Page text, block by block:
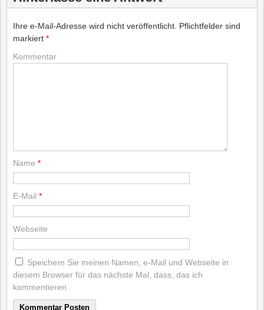
Ihre e-Mail-Adresse wird nicht veröffentlicht. Pflichtfelder sind
markiert *
Kommentar
Name *
E-Mail *
Webseite
Speichern Sie meinen Namen, e-Mail und Webseite in
diesem Browser für das nächste Mal, dass, das ich
kommentieren.